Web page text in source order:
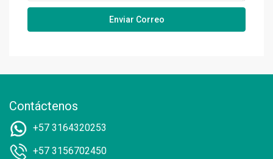
Contáctenos
+57 3164320253
+57 3156702450